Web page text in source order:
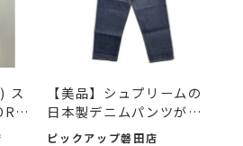
ス
【美品】シュプリームの
日本製デニムパンツが入
荷...
ピックアップ磐田店